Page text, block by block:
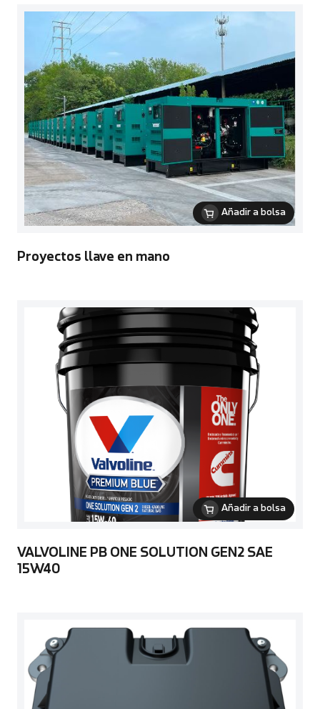
Añadir a bolsa
Proyectos llave en mano
Añadir a bolsa
VALVOLINE PB ONE SOLUTION GEN2 SAE
15W40